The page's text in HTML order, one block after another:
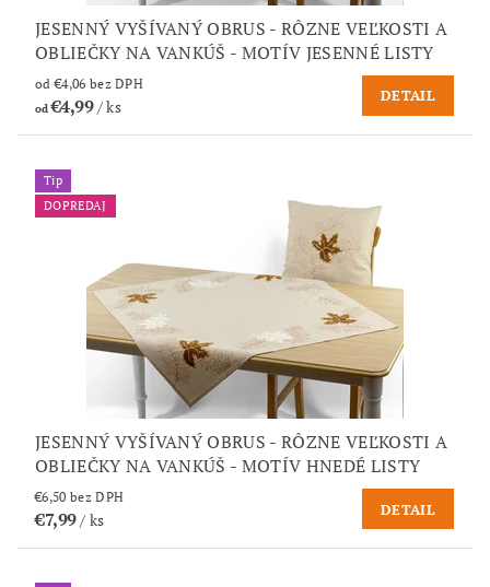
JESENNÝ VYŠÍVANÝ OBRUS - RÔZNE VEĽKOSTI A
OBLIEČKY NA VANKÚŠ - MOTÍV JESENNÉ LISTY
od €4,06 bez DPH
od€4,99/ ks
DETAIL
Tip
DOPREDAJ
JESENNÝ VYŠÍVANÝ OBRUS - RÔZNE VEĽKOSTI A
OBLIEČKY NA VANKÚŠ - MOTÍV HNEDÉ LISTY
€6,50 bez DPH
€7,99/ ks
DETAIL